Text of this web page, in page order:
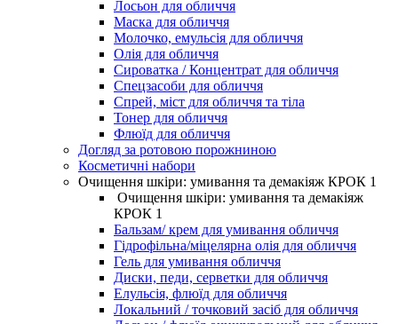
Лосьон для обличчя
Маска для обличчя
Молочко, емульсія для обличчя
Олія для обличчя
Сироватка / Концентрат для обличчя
Спецзасоби для обличчя
Спрей, міст для обличчя та тіла
Тонер для обличчя
Флюїд для обличчя
Догляд за ротовою порожниною
Косметичні набори
Очищення шкіри: умивання та демакіяж КРОК 1
Очищення шкіри: умивання та демакіяж
КРОК 1
Бальзам/ крем для умивання обличчя
Гідрофільна/міцелярна олія для обличчя
Гель для умивання обличчя
Диски, педи, серветки для обличчя
Елульсія, флюїд для обличчя
Локальний / точковий засіб для обличчя